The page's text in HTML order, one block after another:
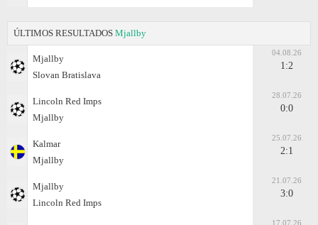
ÚLTIMOS RESULTADOS Mjallby
Mjallby
Slovan Bratislava
04.08.26
1:2
Lincoln Red Imps
Mjallby
28.07.26
0:0
Kalmar
Mjallby
25.07.26
2:1
Mjallby
Lincoln Red Imps
21.07.26
3:0
17.07.26